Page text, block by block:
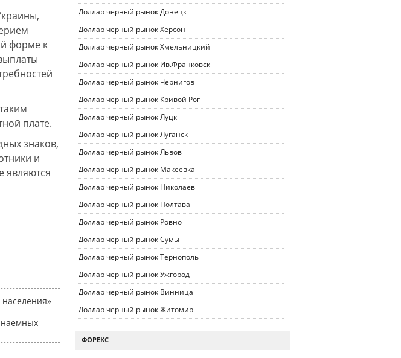
Доллар черный рынок Донецк
Доллар черный рынок Херсон
Доллар черный рынок Хмельницкий
Доллар черный рынок Ив.Франковск
Доллар черный рынок Чернигов
Доллар черный рынок Кривой Рог
Доллар черный рынок Луцк
Доллар черный рынок Луганск
Доллар черный рынок Львов
Доллар черный рынок Макеевка
Доллар черный рынок Николаев
Доллар черный рынок Полтава
Доллар черный рынок Ровно
Доллар черный рынок Сумы
Доллар черный рынок Тернополь
Доллар черный рынок Ужгород
Доллар черный рынок Винница
Доллар черный рынок Житомир
ФОРЕКС
форме к
плате.
знаков,
и
являются